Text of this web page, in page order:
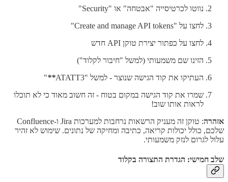
נווטו לכרטיסייה "אבטחה" או "Security"
לחצו על "Create and manage API tokens"
לחצו על כפתור יצירת טוקן API חדש
הזינו שם משמעותי (למשל "חיבור לקלוד")
העתיקו את קוד הגישה שנוצר - למשל "ATATT3
**
"
שמרו את קוד הגישה במקום בטוח - זה חשוב מאוד כי לא תוכלו
לראות אותו שוב!
אזהרה
: טוקן זה מעניק הרשאות נרחבות למערכות Jira ו-Confluence
שלכם, כולל יכולות קריאה, כתיבה ומחיקה של נתונים. שימוש לא זהיר
עלול לגרום לנזק משמעותי.
שלב חמישי: הגדרת התצורה בקלוד